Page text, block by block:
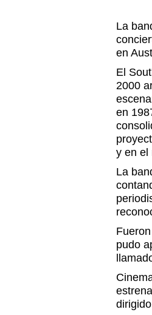
La
en
El
2000
en
y en el
La
pudo